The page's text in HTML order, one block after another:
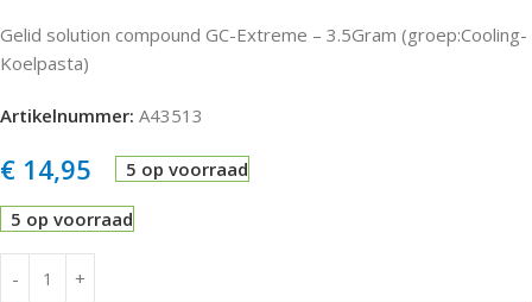
Gelid solution compound GC-Extreme – 3.5Gram (groep:Cooling-
Koelpasta)
Artikelnummer: A43513
€ 14,95 5 op voorraad
5 op voorraad